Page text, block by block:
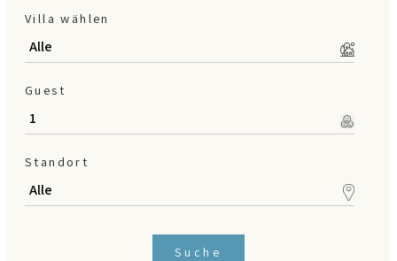
Villa wählen
Guest
Standort
Suche